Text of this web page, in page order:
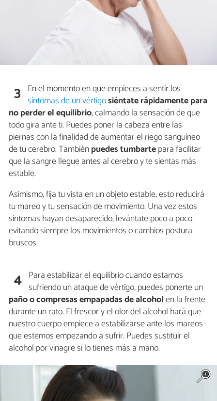
3 En el momento en que empieces a sentir los
síntomas de un vértigosiéntate rápidamente para
no perder el equilibrio, calmando la sensación de que
todo gira ante ti. Puedes poner la cabeza entre las
piernas con la finalidad de aumentar el riego sanguíneo
de tu cerebro. Tambiénpuedes tumbartepara facilitar
que la sangre llegue antes al cerebro y te sientas más
estable.
Asimismo, fija tu vista en un objeto estable, esto reducirá
tu mareo y tu sensación de movimiento. Una vez estos
síntomas hayan desaparecido, levántate poco a poco
evitando siempre los movimientos o cambios postura
bruscos.
4 Para estabilizar el equilibrio cuando estamos
sufriendo un ataque de vértigo, puedes ponerte un
paño o compresas empapadas de alcoholen la frente
durante un rato. El frescor y el olor del alcohol hará que
nuestro cuerpo empiece a estabilizarse ante los mareos
que estemos empezando a sufrir. Puedes sustituir el
alcohol por vinagre si lo tienes más a mano.